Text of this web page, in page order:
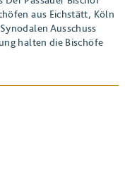
aus Eichstätt, Köln
Ausschuss
halten die Bischöfe